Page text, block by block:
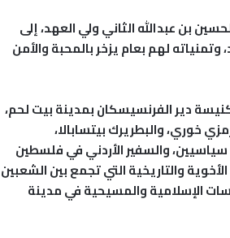
بن عبدالله الثاني ولي العهد، إلى
لهم بعام يزخر بالمحبة والأمن
دير الفرنسيسكان بمدينة بيت لحم،
خوري، والبطريرك بيتسابالا،
والسفير الأردني في فلسطين
والتاريخية التي تجمع بين الشعبين
الإسلامية والمسيحية في مدينة